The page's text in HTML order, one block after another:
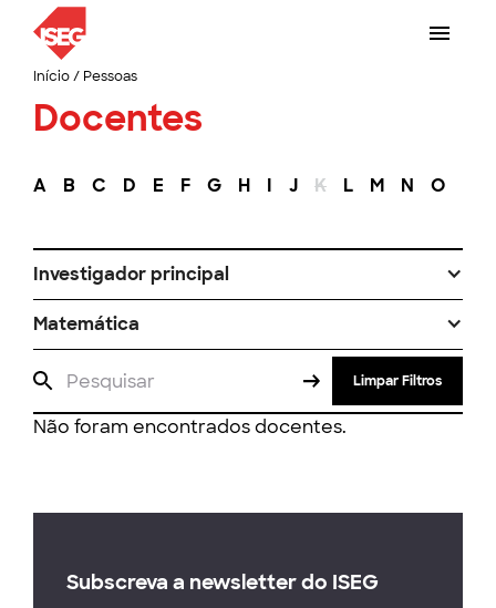
Início/ Pessoas
Docentes
A B C D E F G H I J K L M N O
Investigador principal
Matemática
Limpar Filtros
Não foram encontrados docentes.
Subscreva a newsletter do ISEG